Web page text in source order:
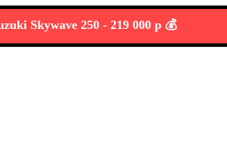
Skywave 250 -219 000 р 💰